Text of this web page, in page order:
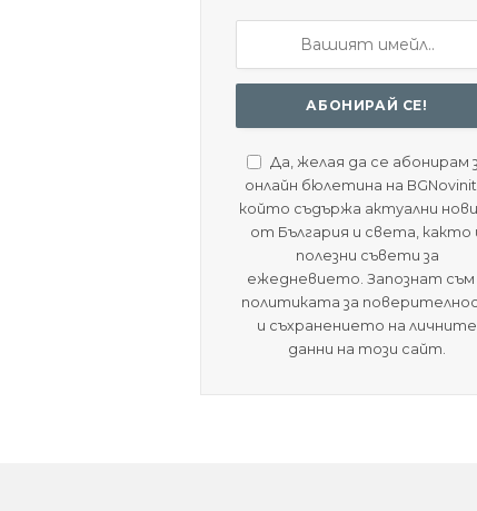
Да, желая да се абонирам
онлайн бюлетина на
който съдържа актуални
от България и света, както
полезни съвети за
ежедневието. Запознат съм
политиката за
и съхранението на личните
данни на този сайт.